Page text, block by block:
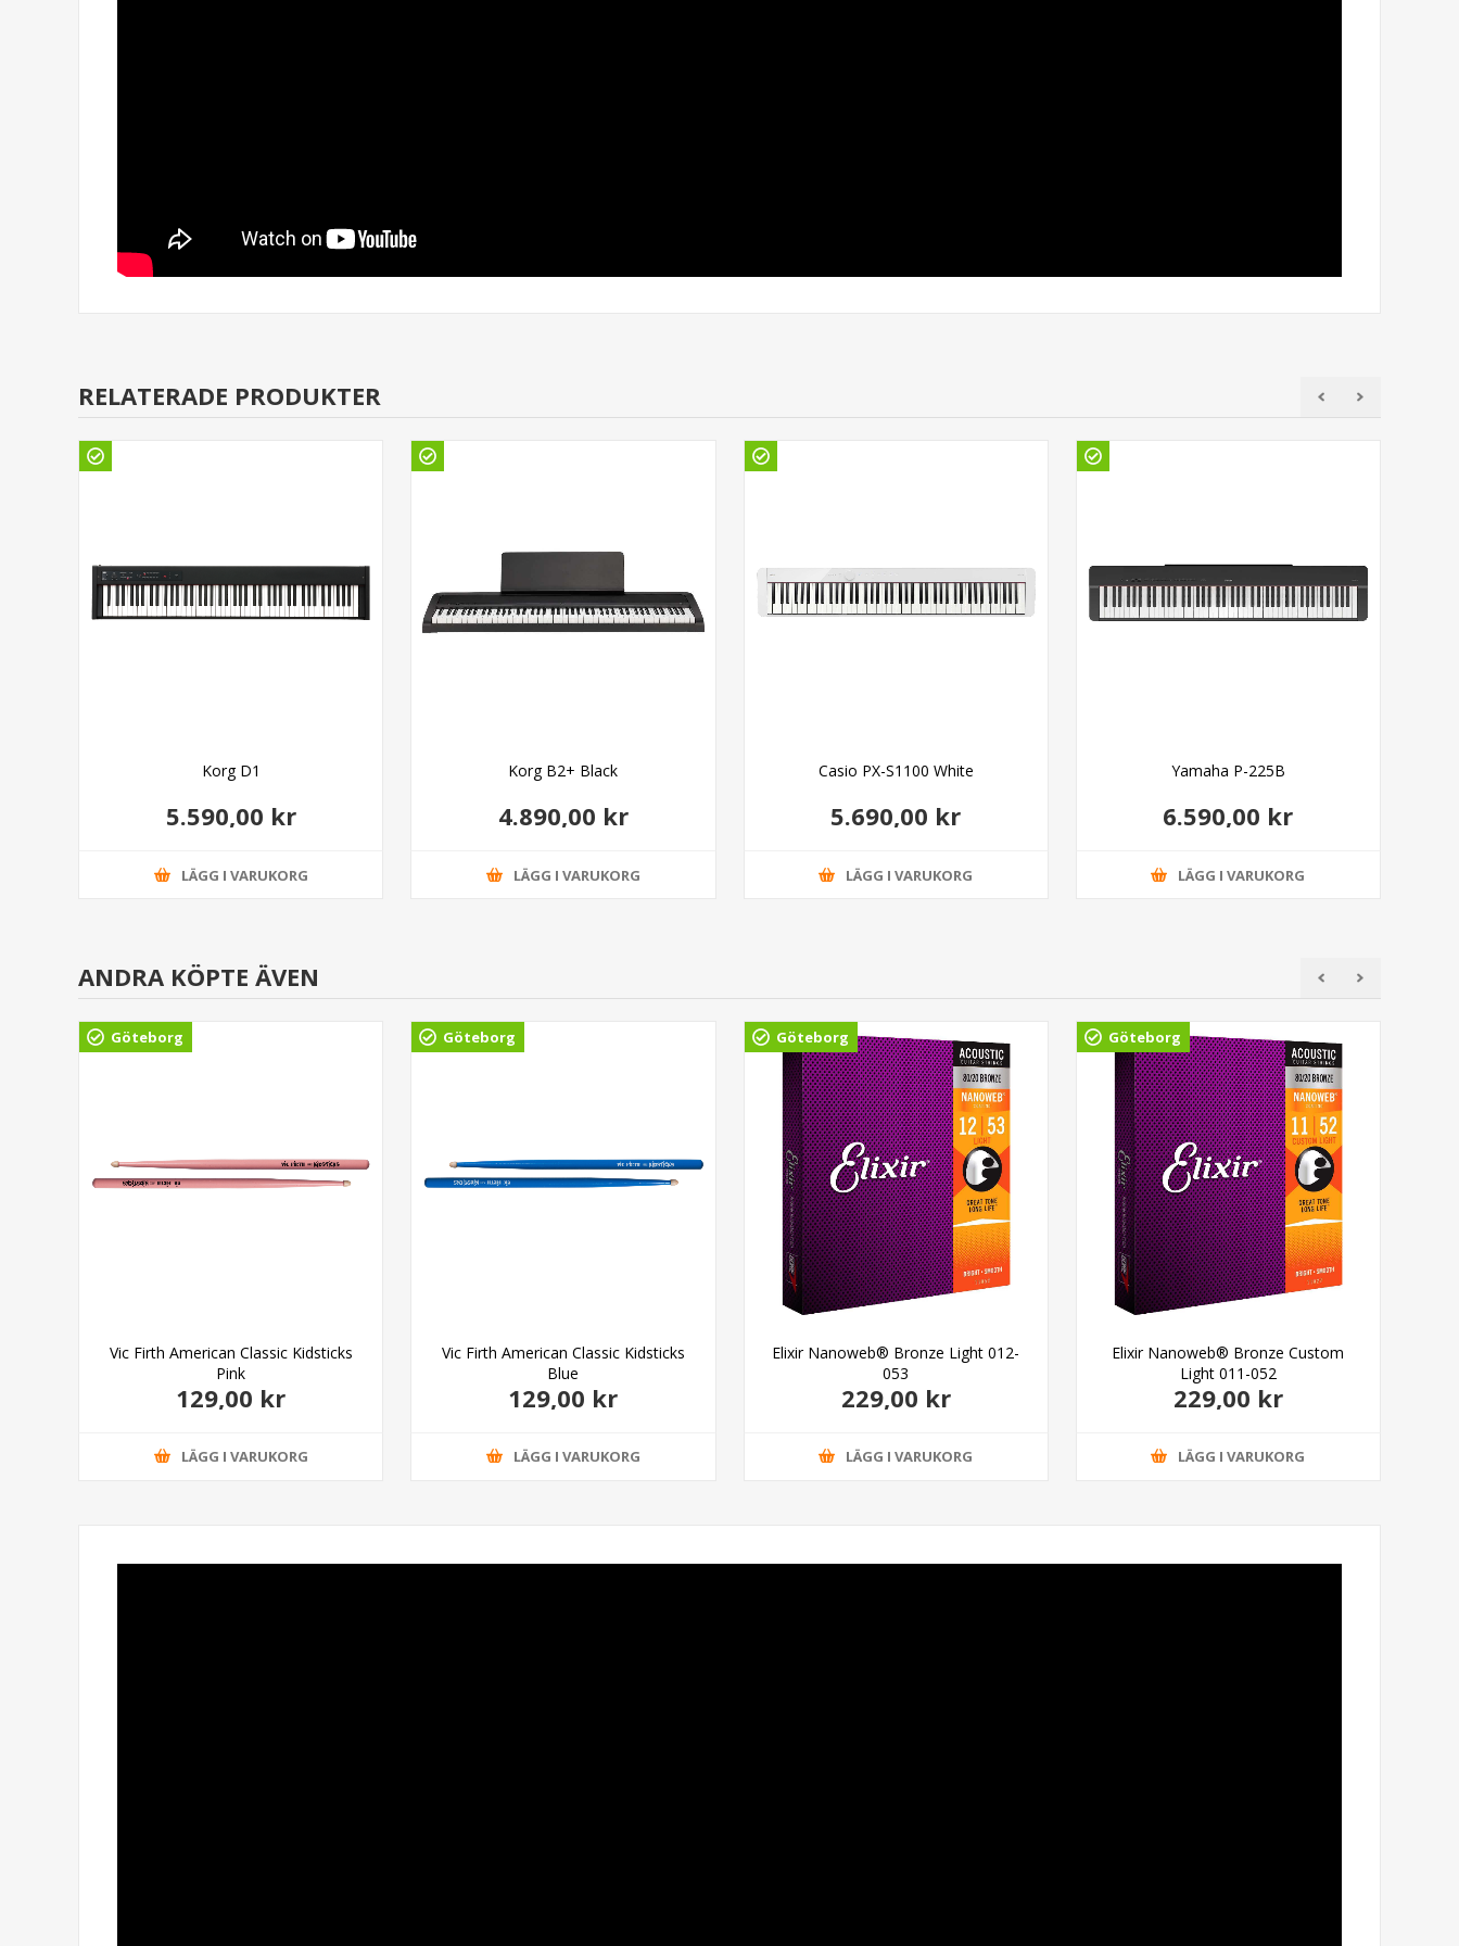
RELATERADE PRODUKTER
Korg D1
5.590,00 kr
LÄGG I VARUKORG
Korg B2+ Black
4.890,00 kr
LÄGG I VARUKORG
Casio PX-S1100 White
5.690,00 kr
LÄGG I VARUKORG
Yamaha P-225B
6.590,00 kr
LÄGG I VARUKORG
ANDRA KÖPTE ÄVEN
Göteborg
Vic Firth American Classic Kidsticks
Pink
129,00 kr
LÄGG I VARUKORG
Göteborg
Vic Firth American Classic Kidsticks
Blue
129,00 kr
LÄGG I VARUKORG
Göteborg
Elixir Nanoweb® Bronze Light 012-
053
229,00 kr
LÄGG I VARUKORG
Göteborg
Elixir Nanoweb® Bronze Custom
Light 011-052
229,00 kr
LÄGG I VARUKORG